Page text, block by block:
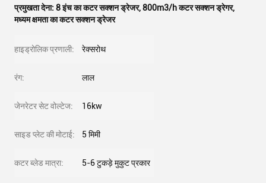
प्रमुखता देना: 8 इंच का कटर सक्शन ड्रेजर,800m3/h कटर सक्शन ड्रेगर,
मध्यम क्षमता का कटर सक्शन ड्रेजर
हाइड्रोलिक प्रणाली: रेक्सरोथ
रंग: लाल
जेनरेटर सेट वोल्टेज: 16kw
साइड प्लेट की मोटाई: 5 मिमी
कटर ब्लेड मात्रा: 5-6 टुकड़े मुकुट प्रकार